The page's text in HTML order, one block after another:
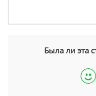
Была ли эта